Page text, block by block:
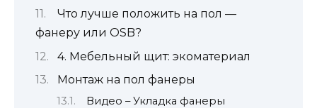
Что лучше положить на пол —
фанеру или OSB?
4. Мебельный щит: экоматериал
Монтаж на пол фанеры
Видео – Укладка фанеры